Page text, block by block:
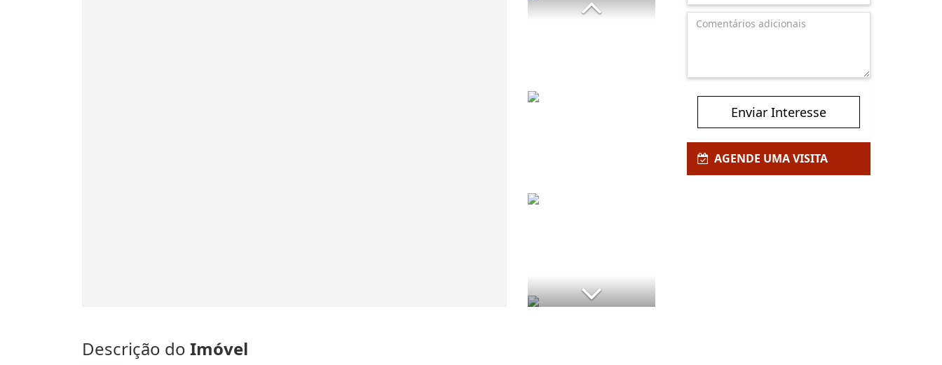
Descrição do Imóvel
Enviar Interesse
AGENDE UMA VISITA